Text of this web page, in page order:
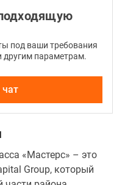
под ваши требования
другим параметрам.
«Мастерс» – это
Group, который